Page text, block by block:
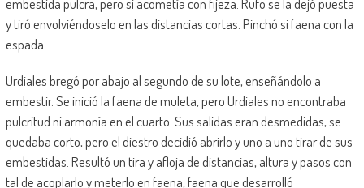
y tiró envolviéndoselo en las distancias cortas. Pinchó si faena con la
espada.
Urdiales bregó por abajo al segundo de su lote, enseñándolo a
embestir. Se inició la faena de muleta, pero Urdiales no encontraba
pulcritud ni armonía en el cuarto. Sus salidas eran desmedidas, se
quedaba corto, pero el diestro decidió abrirlo y uno a uno tirar de sus
embestidas. Resultó un tira y afloja de distancias, altura y pasos con
tal de acoplarlo y meterlo en faena, faena que desarrolló